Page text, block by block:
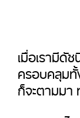
เมื่อเรามีดั
ครอบคลุม
ก็จะตามมา